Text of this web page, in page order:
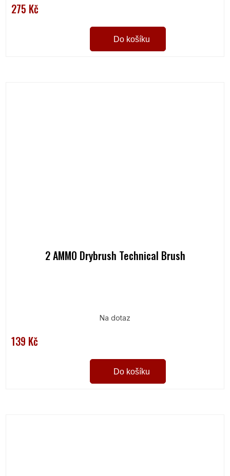
275 Kč
Do košíku
2 AMMO Drybrush Technical Brush
Na dotaz
139 Kč
Do košíku